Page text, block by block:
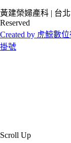
黃建榮婦產科 | 台
Reserved
Created by 虎鯨數
掛號
Scroll Up